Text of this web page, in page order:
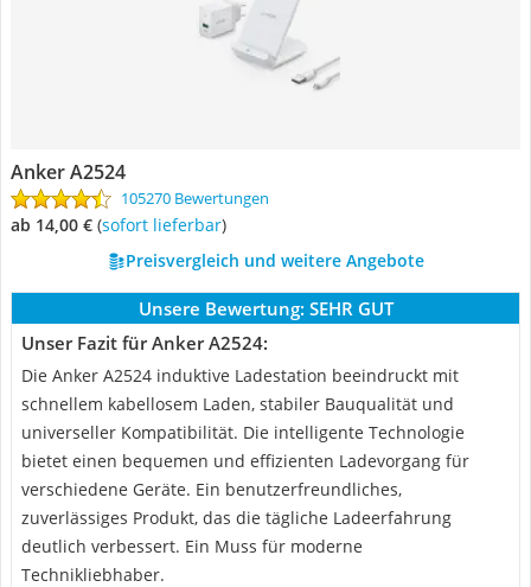
Anker A2524
105270 Bewertungen
ab 14,00 € ( Sofort lieferbar)
Preisvergleich und weitere Angebote
Unsere Bewertung: SEHR GUT
Unser Fazit für Anker A2524:
Die Anker A2524 induktive Ladestation beeindruckt mit
schnellem kabellosem Laden, stabiler Bauqualität und
universeller Kompatibilität. Die intelligente Technologie
bietet einen bequemen und effizienten Ladevorgang für
verschiedene Geräte. Ein benutzerfreundliches,
zuverlässiges Produkt, das die tägliche Ladeerfahrung
deutlich verbessert. Ein Muss für moderne
Technikliebhaber.